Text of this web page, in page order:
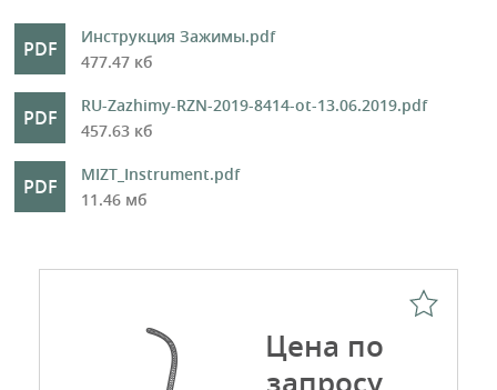
Инструкция Зажимы.pdf
477.47 кб
RU-Zazhimy-RZN-2019-8414-ot-13.06.2019.pdf
457.63 кб
MIZT_Instrument.pdf
11.46 мб
Цена по